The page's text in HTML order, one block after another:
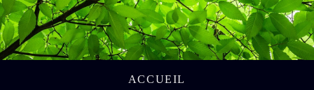
ACCUEIL